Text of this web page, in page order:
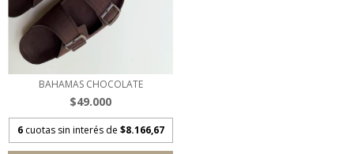
BAHAMAS CHOCOLATE
$49.000
6 cuotas sin interés de $8.166,67